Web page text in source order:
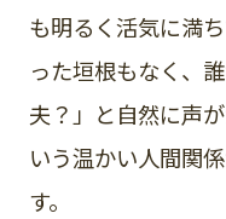
も明るく活気に満
った垣根もなく、
夫？」と自然に声
いう温かい人間関
す。